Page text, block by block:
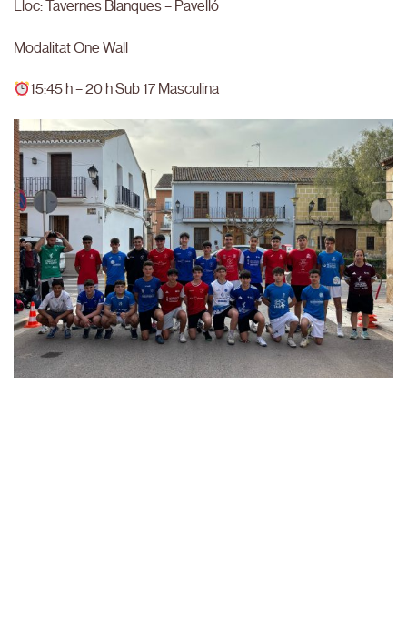
Lloc: Tavernes Blanques – Pavelló
Modalitat One Wall
15:45 h – 20 h Sub 17 Masculina